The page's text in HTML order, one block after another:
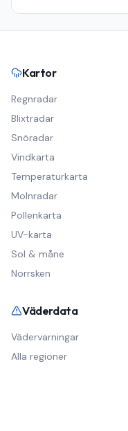
Kartor
Regnradar
Blixtradar
Snöradar
Vindkarta
Temperaturkarta
Molnradar
Pollenkarta
UV-karta
Sol & måne
Norrsken
Väderdata
Vädervarningar
Alla regioner